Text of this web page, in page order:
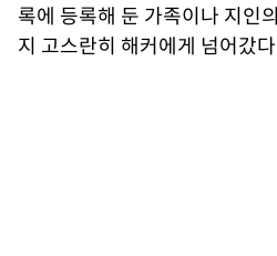
록에 등록해 둔 가족이나 지인
지 고스란히 해커에게 넘어갔